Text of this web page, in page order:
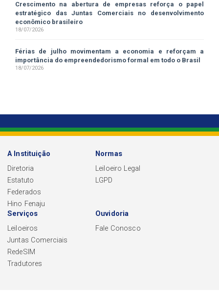
Crescimento na abertura de empresas reforça o papel
estratégico das Juntas Comerciais no desenvolvimento
econômico brasileiro
18/07/2026
Férias de julho movimentam a economia e reforçam a
importância do empreendedorismo formal em todo o Brasil
18/07/2026
A Instituição
Diretoria
Estatuto
Federados
Hino Fenaju
Normas
Leiloeiro Legal
LGPD
Serviços
Leiloeiros
Juntas Comerciais
RedeSIM
Tradutores
Ouvidoria
Fale Conosco